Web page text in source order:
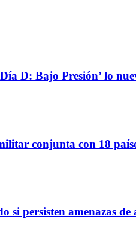
D: Bajo Presión’ lo
conjunta con 18
persisten amenazas de